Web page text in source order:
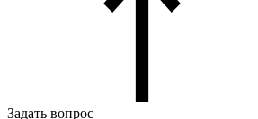
Задать вопрос